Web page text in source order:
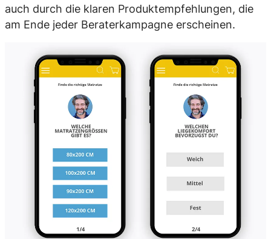
auch durch die klaren Produktempfehlungen, die
am Ende jeder Beraterkampagne erscheinen.